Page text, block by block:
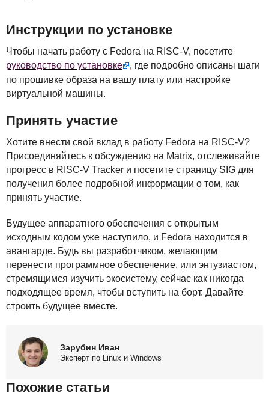
Инструкции по установке
Чтобы начать работу с Fedora на RISC-V, посетите
руководство по установке
, где подробно описаны шаги
по прошивке образа на вашу плату или настройке
виртуальной машины.
Принять участие
Хотите внести свой вклад в работу Fedora на RISC-V?
Присоединяйтесь к обсуждению на Matrix, отслеживайте
прогресс в RISC-V Tracker и посетите страницу SIG для
получения более подробной информации о том, как
принять участие.
Будущее аппаратного обеспечения с открытым
исходным кодом уже наступило, и Fedora находится в
авангарде. Будь вы разработчиком, желающим
перенести программное обеспечение, или энтузиастом,
стремящимся изучить экосистему, сейчас как никогда
подходящее время, чтобы вступить на борт. Давайте
строить будущее вместе.
Зарубин Иван
Эксперт по Linux и Windows
Похожие статьи